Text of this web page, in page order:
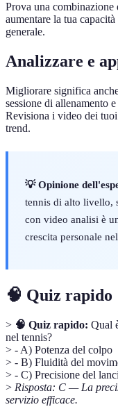
Prova una
aumentare la tua
generale.
Analizzare e
Migliorare significa
sessione di allenamento
Revisiona i video dei
trend.
💡 Opinione
tennis di alto livello,
con video analisi è
crescita personale
🧠 Quiz rapido
> 🧠 Quiz rapido: Qual
nel tennis?
> - A) Potenza del colpo
> - B) Fluidità del
> - C) Precisione del
> Risposta: C — La
servizio efficace.